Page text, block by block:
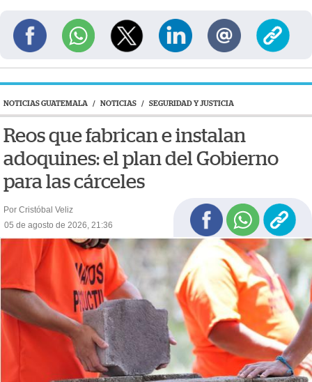
NOTICIAS GUATEMALA / NOTICIAS / SEGURIDAD Y JUSTICIA
Reos que fabrican e instalan
adoquines: el plan del Gobierno
para las cárceles
Por Cristóbal Veliz
05 de agosto de 2026, 21:36